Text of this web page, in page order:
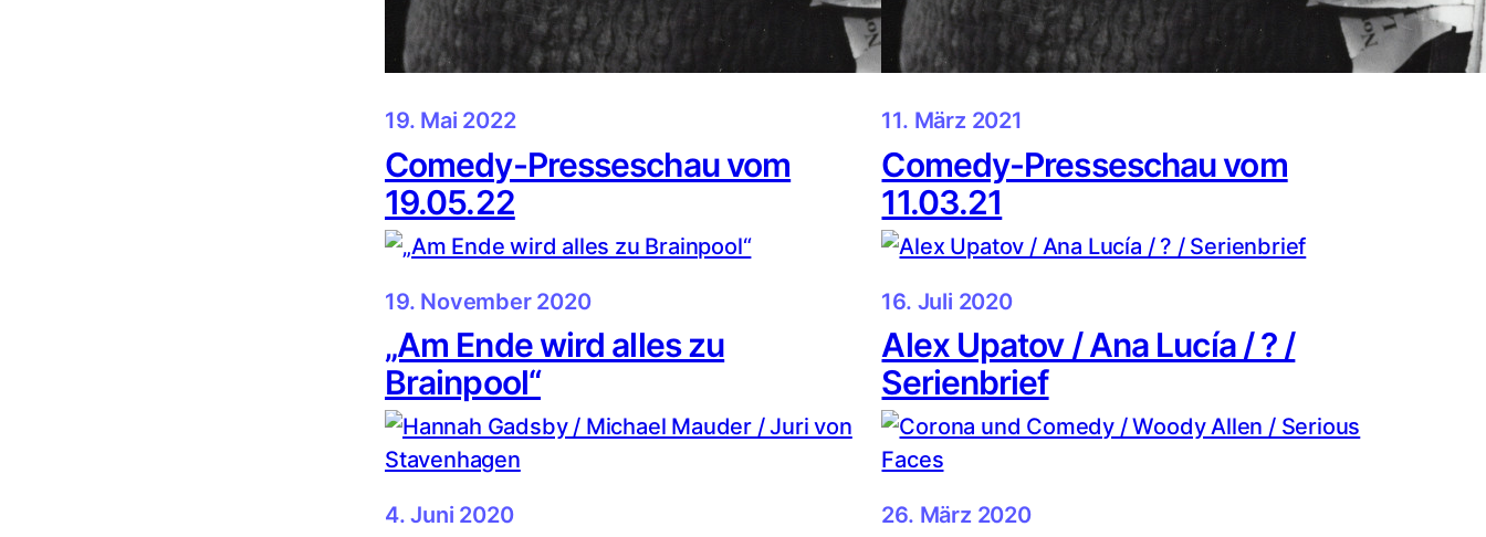
19. Mai 2022
Comedy-Presseschau vom
19.05.22
11. März 2021
Comedy-Presseschau vom
11.03.21
19. November 2020
„Am Ende wird alles zu
Brainpool“
16. Juli 2020
Alex Upatov / Ana Lucía / ? /
Serienbrief
4. Juni 2020 26. März 2020